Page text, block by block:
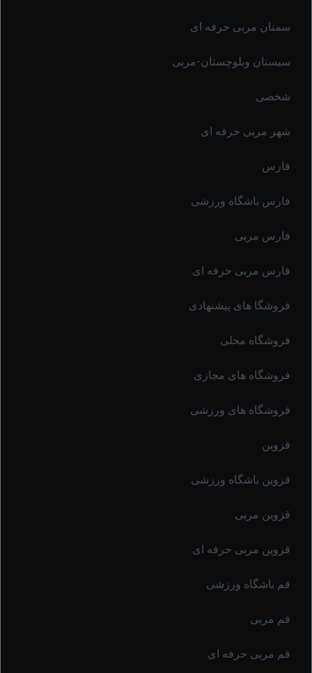
سمنان مربی حرفه ای
سیستان وبلوچستان-مربی
شخصی
شهر مربی حرفه ای
فارس
فارس باشگاه ورزشی
فارس مربی
فارس مربی حرفه ای
فروشگا های پیشنهادی
فروشگاه محلی
فروشگاه های مجازی
فروشگاه های ورزشی
قزوین
قزوین باشگاه ورزشی
قزوین مربی
قزوین مربی حرفه ای
قم باشگاه ورزشی
قم مربی
قم مربی حرفه ای